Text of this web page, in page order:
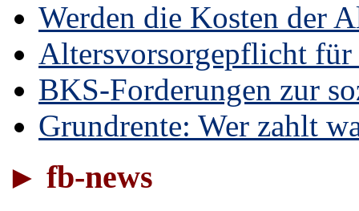
Werden die Kosten der
Altersvorsorgepflicht für
BKS-Forderungen zur
Grundrente: Wer zahlt
► fb-news